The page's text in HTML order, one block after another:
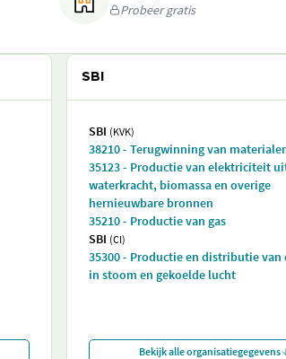
Probeer gratis
SBI
SBI (KVK)
38210 - Terugwinning van
35123 - Productie van elektriciteit
waterkracht, biomassa en overige
hernieuwbare bronnen
35210 - Productie van gas
SBI (CI)
35300 - Productie en distributie van
in stoom en gekoelde lucht
Bekijk alle organisatiegegevens